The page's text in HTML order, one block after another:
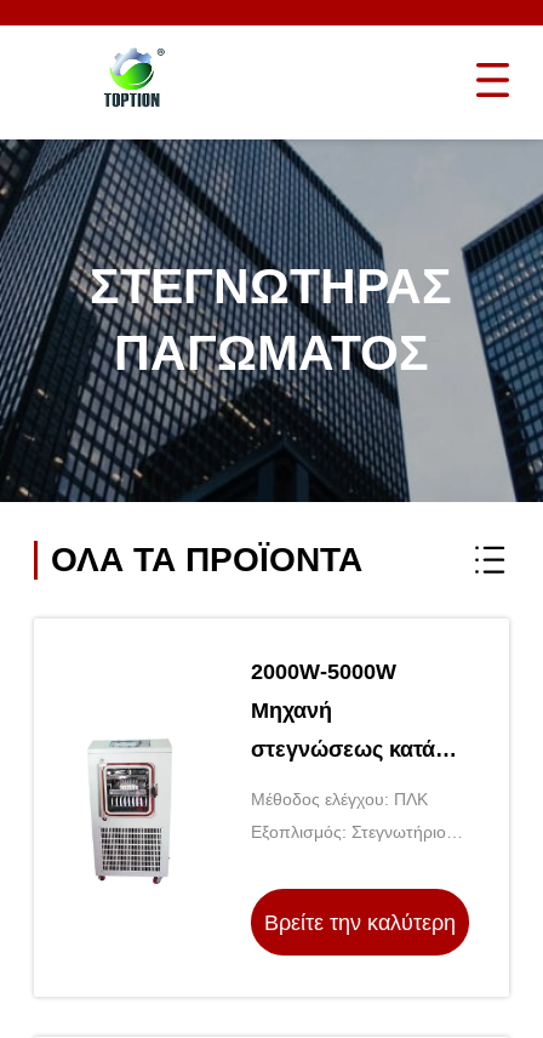
ΣΤΕΓΝΩΤΉΡΑΣ
ΠΑΓΏΜΑΤΟΣ
ΟΛΑ ΤΑ ΠΡΟΪΌΝΤΑ
2000W-5000W
Μηχανή
στεγνώσεως κατά
ψύξη υπό κενό
Εξοπλισμός
Μέθοδος ελέγχου: ΠΛΚ
Εξοπλισμός: Στεγνωτήριο
Βρείτε την καλύτερη